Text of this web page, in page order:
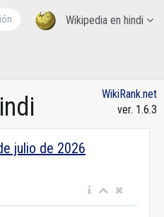
Wikipedia en hindi
WikiRank.net
ver. 1.6.3
julio de 2026